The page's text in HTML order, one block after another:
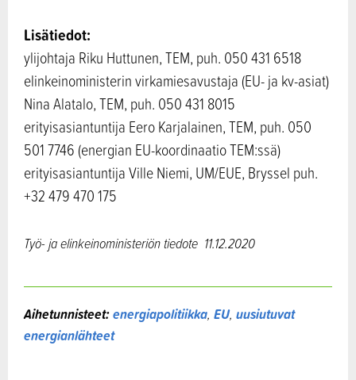
Lisätiedot:
ylijohtaja Riku Huttunen, TEM, puh. 050 431 6518
elinkeinoministerin virkamiesavustaja (EU- ja kv-asiat)
Nina Alatalo, TEM, puh. 050 431 8015
erityisasiantuntija Eero Karjalainen, TEM, puh. 050
501 7746 (energian EU-koordinaatio TEM:ssä)
erityisasiantuntija Ville Niemi, UM/EUE, Bryssel puh.
+32 479 470 175
Työ- ja elinkeinoministeriön tiedote 11.12.2020
Aihetunnisteet:energiapolitiikka, EU, uusiutuvat
energianlähteet